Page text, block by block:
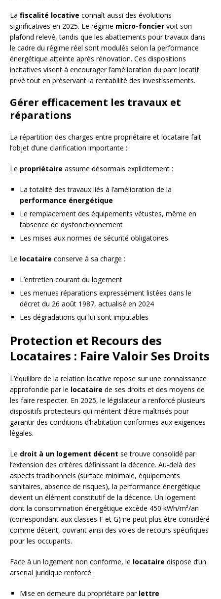
La fiscalité locative connaît aussi des évolutions
significatives en 2025. Le régime micro-foncier voit son
plafond relevé, tandis que les abattements pour travaux dans
le cadre du régime réel sont modulés selon la performance
énergétique atteinte après rénovation. Ces dispositions
incitatives visent à encourager l’amélioration du parc locatif
privé tout en préservant la rentabilité des investissements.
Gérer efficacement les travaux et
réparations
La répartition des charges entre propriétaire et locataire fait
l’objet d’une clarification importante :
Le propriétaire assume désormais explicitement :
La totalité des travaux liés à l’amélioration de la
performance énergétique
Le remplacement des équipements vétustes, même en
l’absence de dysfonctionnement
Les mises aux normes de sécurité obligatoires
Le locataire conserve à sa charge :
L’entretien courant du logement
Les menues réparations expressément listées dans le
décret du 26 août 1987, actualisé en 2024
Les dégradations qui lui sont imputables
Protection et Recours des
Locataires : Faire Valoir Ses Droits
L’équilibre de la relation locative repose sur une connaissance
approfondie par le locataire de ses droits et des moyens de
les faire respecter. En 2025, le législateur a renforcé plusieurs
dispositifs protecteurs qui méritent d’être maîtrisés pour
garantir des conditions d’habitation conformes aux exigences
légales.
Le droit à un logement décent se trouve consolidé par
l’extension des critères définissant la décence. Au-delà des
aspects traditionnels (surface minimale, équipements
sanitaires, absence de risques), la performance énergétique
devient un élément constitutif de la décence. Un logement
dont la consommation énergétique excède 450 kWh/m²/an
(correspondant aux classes F et G) ne peut plus être considéré
comme décent, ouvrant ainsi des voies de recours spécifiques
pour les occupants.
Face à un logement non conforme, le locataire dispose d’un
arsenal juridique renforcé :
Mise en demeure du propriétaire par lettre